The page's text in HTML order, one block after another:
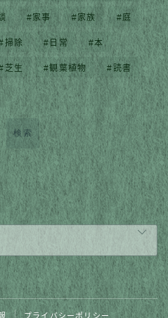
Me
家事 家族 庭
掃除 日常 本
芝生 観葉植物 読書
検索
プライバシーポリシー